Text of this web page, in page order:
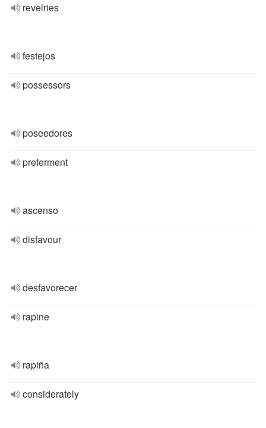
revelries
festejos
possessors
poseedores
preferment
ascenso
disfavour
desfavorecer
rapine
rapiña
considerately